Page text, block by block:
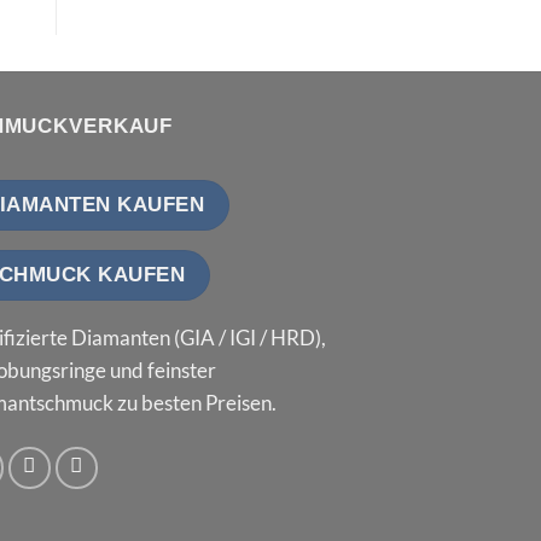
KAUFEN
KAUFEN
Diamanten (GIA / IGI / HRD),
und feinster
zu besten Preisen.